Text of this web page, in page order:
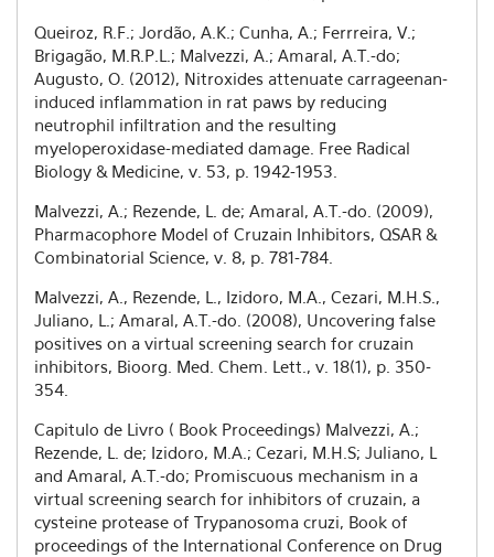
Queiroz, R.F.; Jordão, A.K.; Cunha, A.; Ferrreira, V.;
Brigagão, M.R.P.L.; Malvezzi, A.; Amaral, A.T.-do;
Augusto, O. (2012), Nitroxides attenuate carrageenan-
induced inflammation in rat paws by reducing
neutrophil infiltration and the resulting
myeloperoxidase-mediated damage. Free Radical
Biology & Medicine, v. 53, p. 1942-1953.
Malvezzi, A.; Rezende, L. de; Amaral, A.T.-do. (2009),
Pharmacophore Model of Cruzain Inhibitors, QSAR &
Combinatorial Science, v. 8, p. 781-784.
Malvezzi, A., Rezende, L., Izidoro, M.A., Cezari, M.H.S.,
Juliano, L.; Amaral, A.T.-do. (2008), Uncovering false
positives on a virtual screening search for cruzain
inhibitors, Bioorg. Med. Chem. Lett., v. 18(1), p. 350-
354.
Capitulo de Livro ( Book Proceedings) Malvezzi, A.;
Rezende, L. de; Izidoro, M.A.; Cezari, M.H.S; Juliano, L
and Amaral, A.T.-do; Promiscuous mechanism in a
virtual screening search for inhibitors of cruzain, a
cysteine protease of Trypanosoma cruzi, Book of
proceedings of the International Conference on Drug